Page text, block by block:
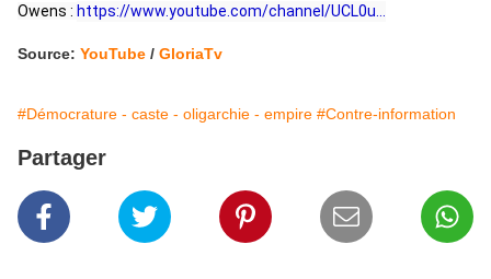
Owens : https://www.youtube.com/channel/UCL0u...
Source: YouTube / GloriaTv
#Démocrature - caste - oligarchie - empire #Contre-information
Partager